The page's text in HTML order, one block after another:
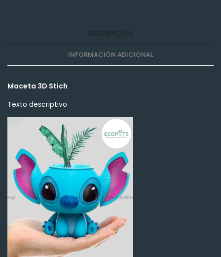
DESCRIPCIÓN
INFORMACIÓN ADICIONAL
Maceta 3D Stich
Texto descriptivo